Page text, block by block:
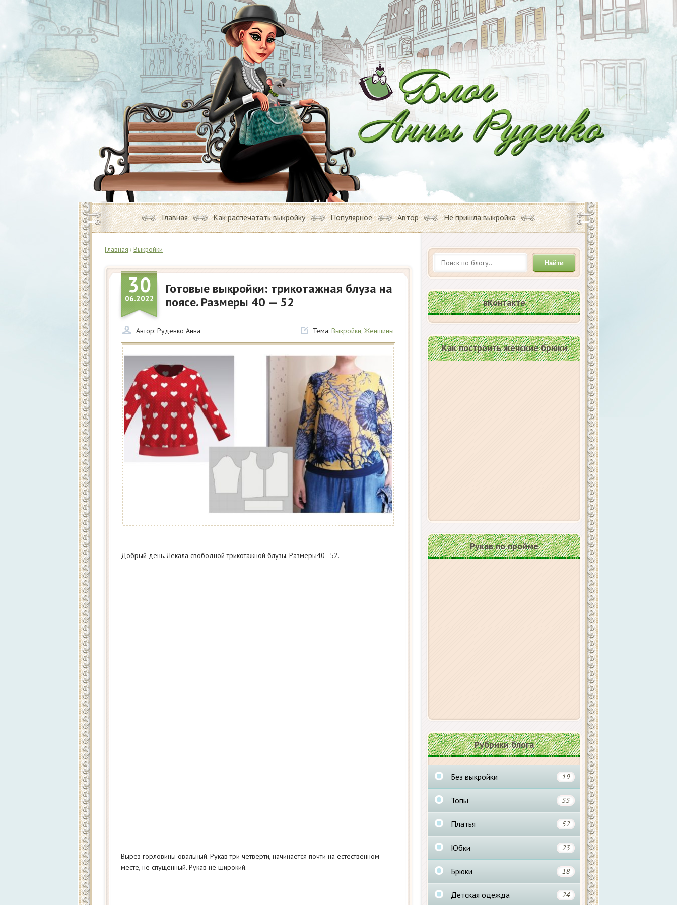
Главная Как распечатать выкройку Популярное Автор Не пришла выкройка
Главная › Выкройки
30
06.2022
Готовые выкройки: трикотажная блуза на
поясе. Размеры 40 — 52
Автор: Руденко Анна Тема: Выкройки, Женщины
Добрый день. Лекала свободной трикотажной блузы. Размеры40–52.
Вырез горловины овальный. Рукав три четверти, начинается почти на естественном
месте, не спущенный. Рукав не широкий.
Найти
вКонтакте
Как построить женские брюки
Рукав по пройме
Рубрики блога
Без выкройки 19
Топы 55
Платья 52
Юбки 23
Брюки 18
Детская одежда 24